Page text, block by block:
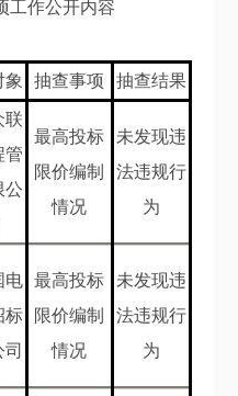
工作公开内容
象 抽查事项 抽查结果
联
管
公
最高投标
限价编制
情况
未发现违
法违规行
为
电
标
最高投标
限价编制
情况
未发现违
法违规行
为